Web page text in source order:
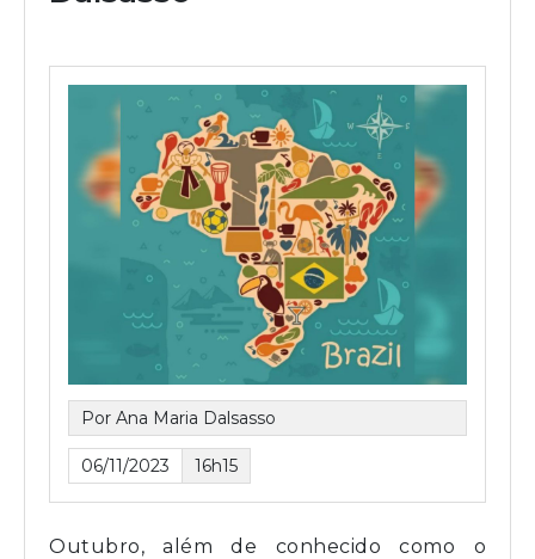
Por Ana Maria Dalsasso
06/11/2023 16h15
Outubro, além de conhecido como o